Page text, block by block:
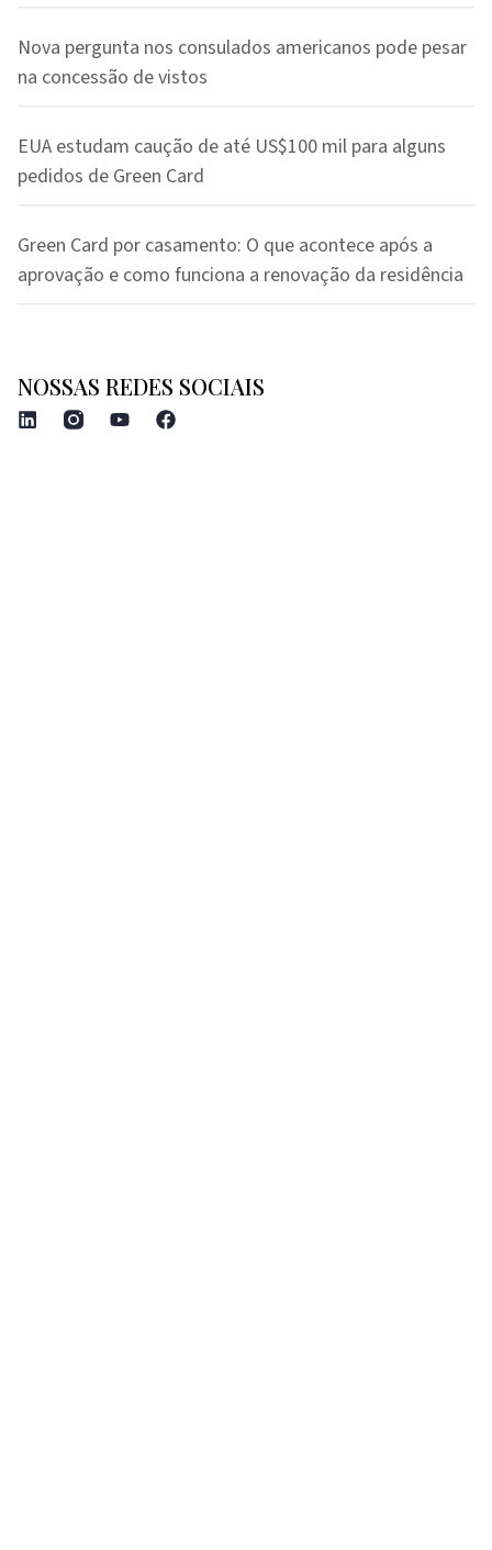
Nova pergunta nos consulados americanos pode pesar
na concessão de vistos
EUA estudam caução de até US$100 mil para alguns
pedidos de Green Card
Green Card por casamento: O que acontece após a
aprovação e como funciona a renovação da residência
NOSSAS REDES SOCIAIS